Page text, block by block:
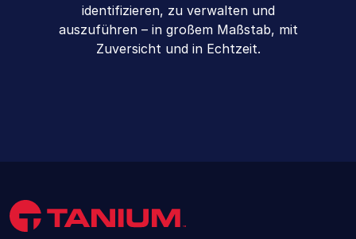
identifizieren, zu verwalten und
auszuführen – in großem Maßstab, mit
Zuversicht und in Echtzeit.